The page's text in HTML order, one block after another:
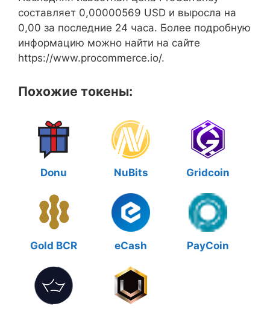
составляет 0,00000569 USD и выросла на
0,00 за последние 24 часа. Более подробную
информацию можно найти на сайте
https://www.procommerce.io/.
Похожие токены:
Donu NuBits Gridcoin
Gold BCR eCash PayCoin